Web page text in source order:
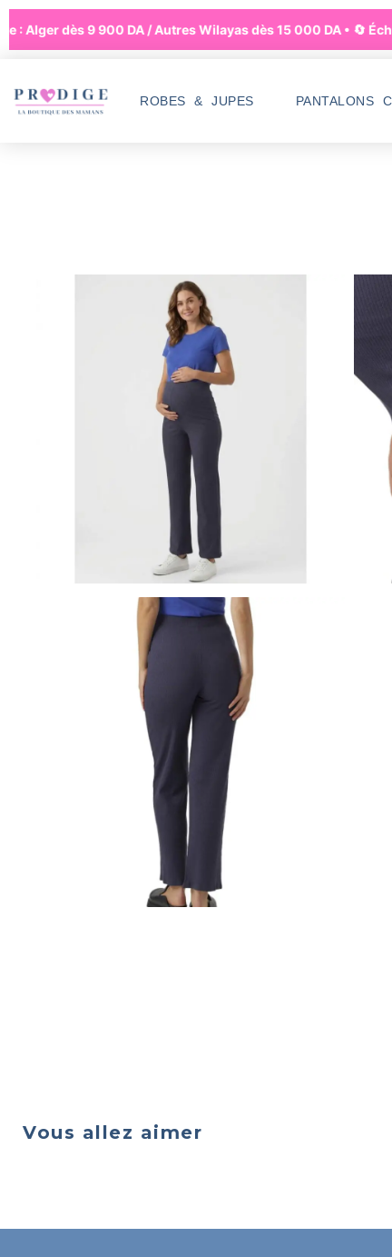
Alger dès 9 900 DA / Autres Wilayas dès 15 000 DA • 🔄
ROBES & JUPES PANTALONS
Vous allez aimer